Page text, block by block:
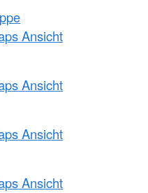
Ansicht
Ansicht
Ansicht
Ansicht